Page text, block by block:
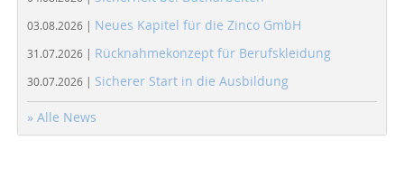
03.08.2026 | Neues Kapitel für die Zinco GmbH
31.07.2026 | Rücknahmekonzept für Berufskleidung
30.07.2026 | Sicherer Start in die Ausbildung
» Alle News